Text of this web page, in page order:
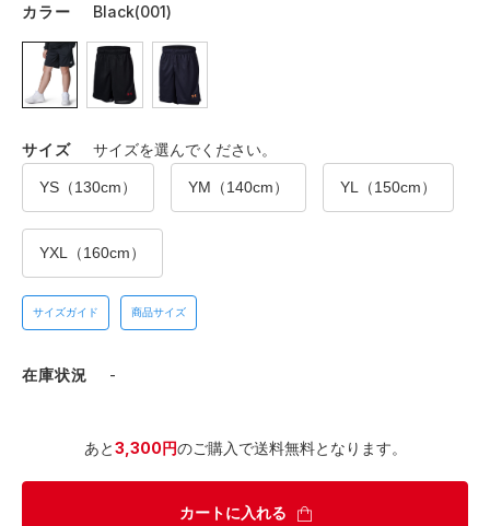
カラー
Black(001)
サイズ サイズを選んでください。
YS（130cm） YM（140cm） YL（150cm）
YXL（160cm）
サイズガイド 商品サイズ
在庫状況 -
あと3,300円のご購入で送料無料となります。
カートに入れる